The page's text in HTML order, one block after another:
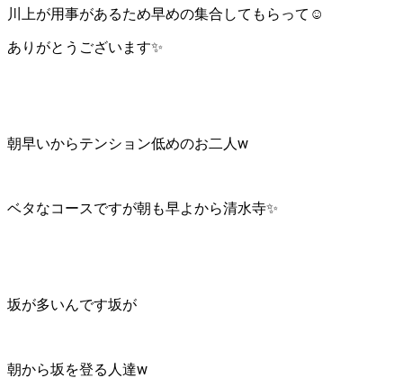
川上が用事があるため早めの集合してもらって☺️
ありがとうございます✨
朝早いからテンション低めのお二人w
ベタなコースですが朝も早よから清水寺✨
坂が多いんです坂が
朝から坂を登る人達w